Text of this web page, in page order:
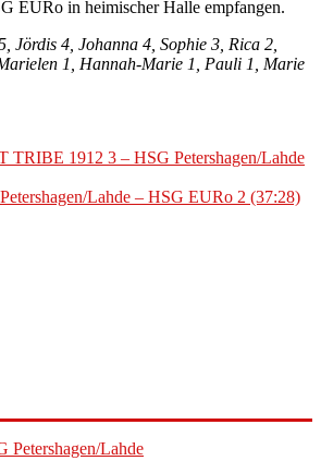
EURo in heimischer Halle empfangen.
Jördis 4, Johanna 4, Sophie 3, Rica 2,
1, Hannah-Marie 1, Pauli 1, Marie
TRIBE 1912 3 – HSG Petershagen/Lahde
Lahde – HSG EURo 2 (37:28)
Petershagen/Lahde